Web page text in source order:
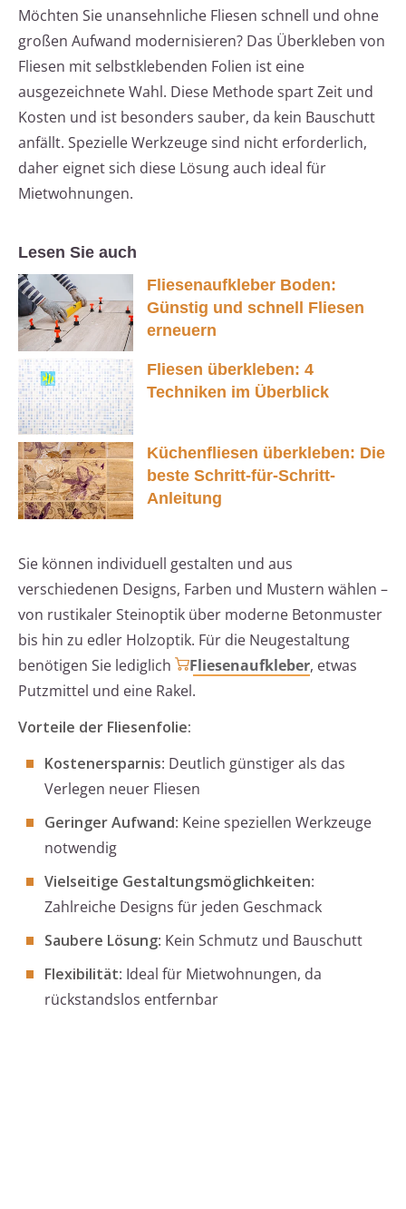
Möchten Sie unansehnliche Fliesen schnell und ohne
großen Aufwand modernisieren? Das Überkleben von
Fliesen mit selbstklebenden Folien ist eine
ausgezeichnete Wahl. Diese Methode spart Zeit und
Kosten und ist besonders sauber, da kein Bauschutt
anfällt. Spezielle Werkzeuge sind nicht erforderlich,
daher eignet sich diese Lösung auch ideal für
Mietwohnungen.
Lesen Sie auch
Fliesenaufkleber Boden:
Günstig und schnell Fliesen
erneuern
Fliesen überkleben: 4
Techniken im Überblick
Küchenfliesen überkleben: Die
beste Schritt-für-Schritt-
Anleitung
Sie können individuell gestalten und aus
verschiedenen Designs, Farben und Mustern wählen –
von rustikaler Steinoptik über moderne Betonmuster
bis hin zu edler Holzoptik. Für die Neugestaltung
benötigen Sie lediglich
Fliesenaufkleber, etwas
Putzmittel und eine Rakel.
Vorteile der Fliesenfolie:
Kostenersparnis: Deutlich günstiger als das
Verlegen neuer Fliesen
Geringer Aufwand: Keine speziellen Werkzeuge
notwendig
Vielseitige Gestaltungsmöglichkeiten:
Zahlreiche Designs für jeden Geschmack
Saubere Lösung: Kein Schmutz und Bauschutt
Flexibilität: Ideal für Mietwohnungen, da
rückstandslos entfernbar